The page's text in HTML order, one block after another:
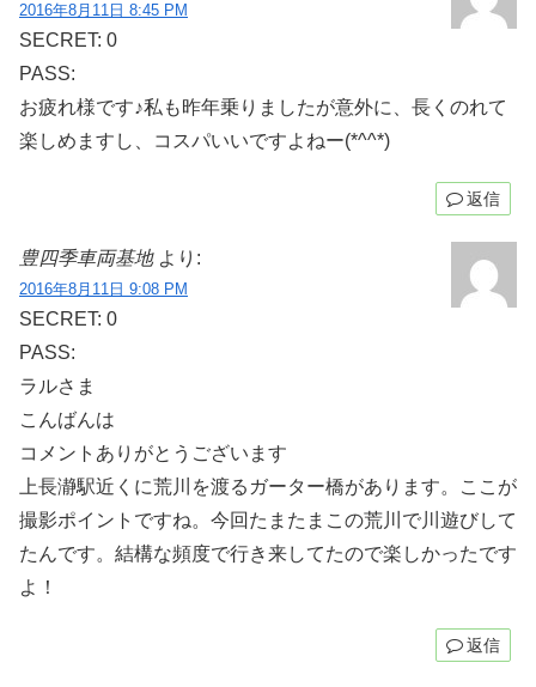
2016年8月11日 8:45 PM
SECRET: 0
PASS:
お疲れ様です♪私も昨年乗りましたが意外に、長くのれて
楽しめますし、コスパいいですよねー(*^^*)
返信
豊四季車両基地 より:
2016年8月11日 9:08 PM
SECRET: 0
PASS:
ラルさま
こんばんは
コメントありがとうございます
上長瀞駅近くに荒川を渡るガーター橋があります。ここが
撮影ポイントですね。今回たまたまこの荒川で川遊びして
たんです。結構な頻度で行き来してたので楽しかったです
よ！
返信